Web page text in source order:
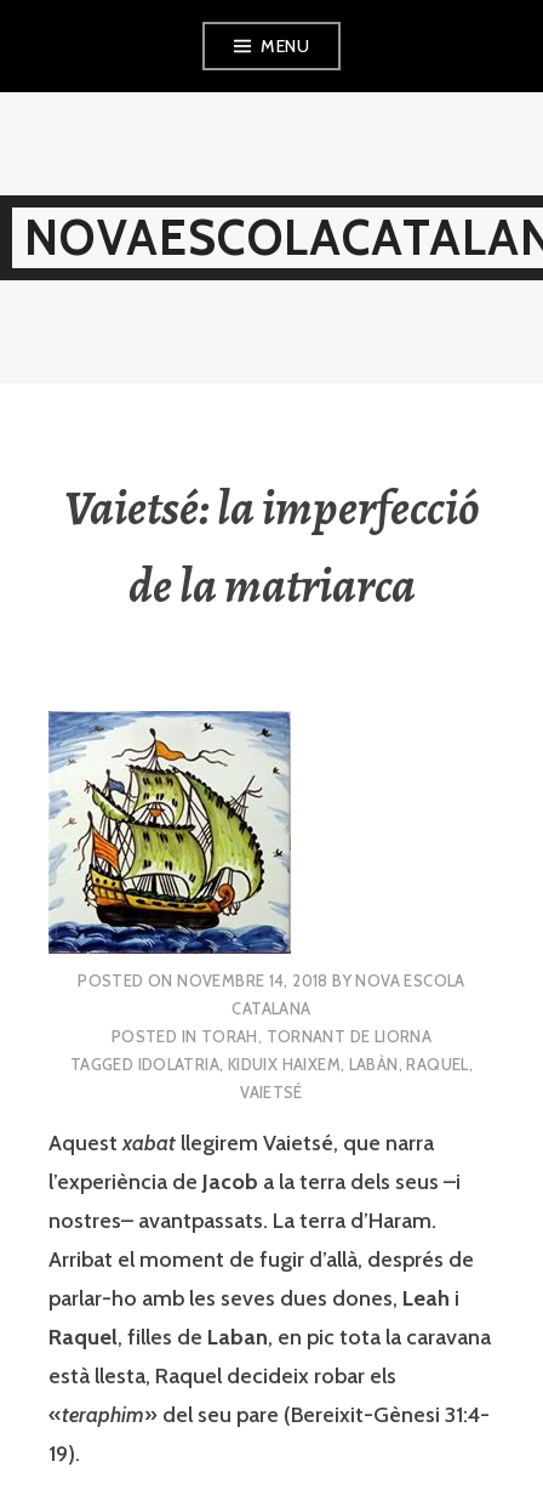
MENU
Vaietsé: la imperfecció
de la matriarca
POSTED ONNOVEMBRE 14, 2018 BYNOVA ESCOLA
CATALANA
POSTED IN TORAH, TORNANT DE LIORNA
TAGGED IDOLATRIA, KIDUIX HAIXEM, LABÀN,RAQUEL,
VAIETSÉ
Aquestxabat llegirem Vaietsé, que narra
l’experiència de Jacob a la terra dels seus –i
nostres– avantpassats. La terra d’Haram.
Arribat el moment de fugir d’allà, després de
parlar-ho amb les seves dues dones, Leah i
Raquel, filles de Laban, en pic tota la caravana
està llesta, Raquel decideix robar els
«teraphim» del seu pare (Bereixit-Gènesi 31:4-
19).